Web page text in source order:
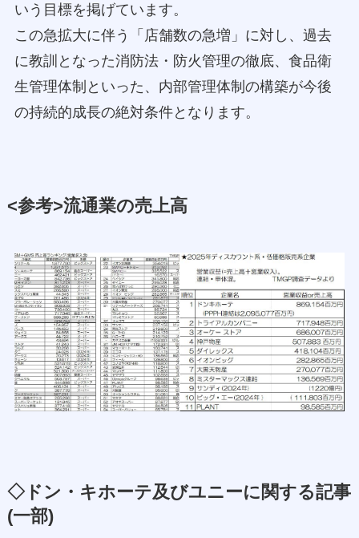
いう目標を掲げています。
この急拡大に伴う「店舗数の急増」に対し、過去
に教訓となった消防法・防火管理の徹底、食品衛
生管理体制といった、内部管理体制の構築が今後
の持続的成長の絶対条件となります。
<参考>流通業の売上高
◇ドン・キホーテ及びユニーに関する記事
(一部)